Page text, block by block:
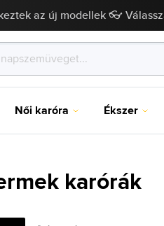
az új modellek 👓
Női karóra Ékszer
karórák